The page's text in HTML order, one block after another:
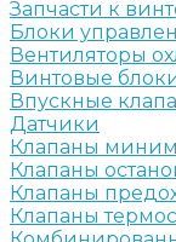
Запчасти к
Блоки
Вентиляторы
Винтовые
Впускные
Датчики
Клапаны
Клапаны
Клапаны
Клапаны